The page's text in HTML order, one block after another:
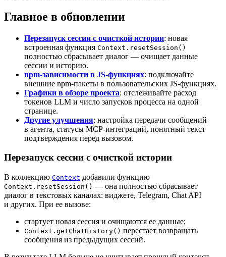
Главное в обновлении
Перезапуск сессии с очисткой истории: новая
встроенная функция Context.resetSession()
полностью сбрасывает диалог — очищает данные
сессии и историю.
npm-зависимости в JS-функциях: подключайте
внешние npm-пакеты в пользовательских JS-функциях.
Графики в обзоре проекта: отслеживайте расход
токенов LLM и число запусков процесса на одной
странице.
Другие улучшения: настройка передачи сообщений
в агента, статусы MCP-интеграций, понятный текст
подтверждения перед вызовом.
Перезапуск сессии с очисткой истории
В коллекцию Context добавили функцию
Context.resetSession() — она полностью сбрасывает
диалог в текстовых каналах: виджете, Telegram, Chat API
и других. При ее вызове:
стартует новая сессия и очищаются ее данные;
Context.getChatHistory() перестает возвращать
сообщения из предыдущих сессий.